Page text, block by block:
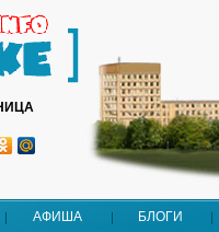
АФИША БЛОГИ